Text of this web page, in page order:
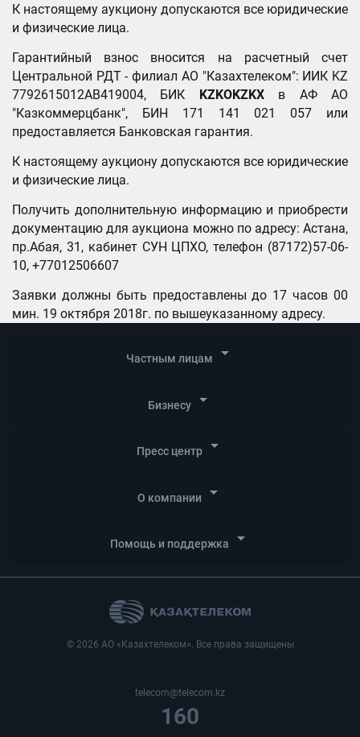
К настоящему аукциону допускаются все юридические
и физические лица.
Гарантийный взнос вносится на расчетный счет
Центральной РДТ - филиал АО "Казахтелеком": ИИК KZ
7792615012AB419004, БИК KZKOKZKX в АФ АО
"Казкоммерцбанк", БИН 171 141 021 057
или
предоставляется Банковская гарантия.
К настоящему аукциону допускаются все юридические
и физические лица.
Получить дополнительную информацию и приобрести
документацию для аукциона можно по адресу: Астана,
пр.Абая, 31, кабинет СУН ЦПХО, телефон (87172)57-06-
10, +77012506607
Заявки должны быть предоставлены до 17 часов 00
мин. 19 октября 2018г. по вышеуказанному адресу.
Частным лицам arrow_drop_down
Бизнесу arrow_drop_down
Пресс центр arrow_drop_down
О компании arrow_drop_down
Помощь и поддержка arrow_drop_down
© 2026 АО «Казахтелеком». Все права защищены
telecom@telecom.kz
160